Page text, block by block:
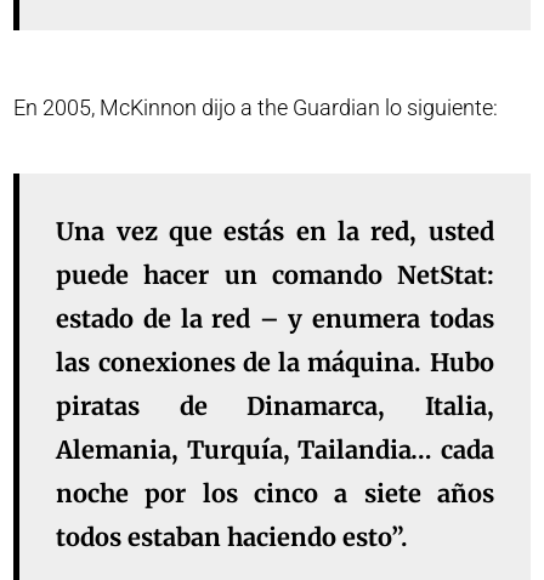
En 2005, McKinnon dijo a the Guardian lo siguiente:
Una vez que estás en la red, usted
puede hacer un comando NetStat:
estado de la red – y enumera todas
las conexiones de la máquina. Hubo
piratas de Dinamarca, Italia,
Alemania, Turquía, Tailandia… cada
noche por los cinco a siete años
todos estaban haciendo esto”.